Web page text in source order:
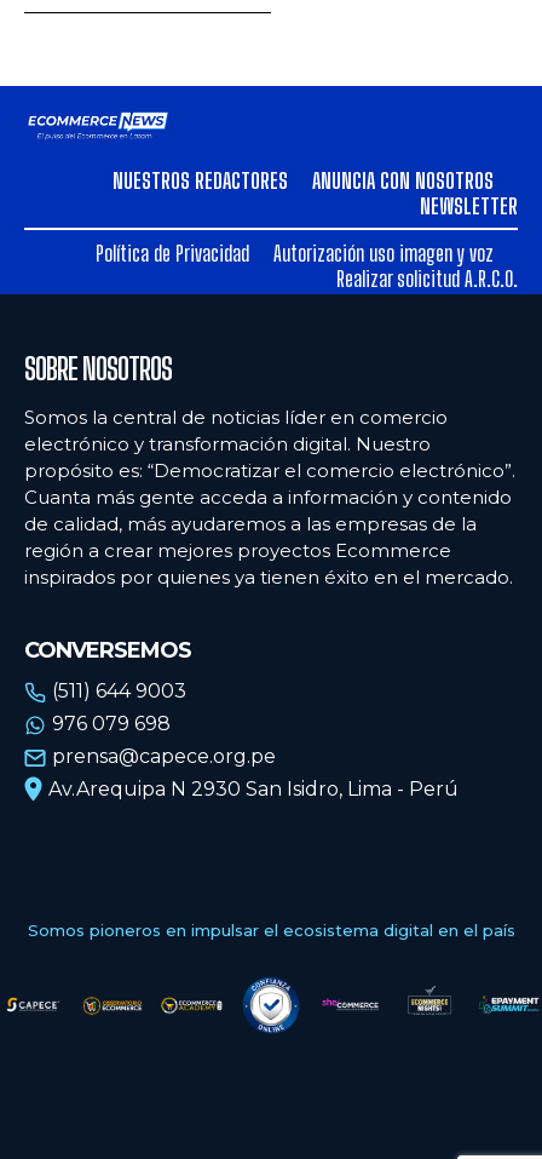
NUESTROS REDACTORES
ANUNCIA CON NOSOTROS
NEWSLETTER
Política de Privacidad
Autorización uso imagen y voz
Realizar solicitud A.R.C.O.
SOBRE NOSOTROS
Somos la central de noticias líder en comercio
electrónico y transformación digital. Nuestro
propósito es: “Democratizar el comercio electrónico”.
Cuanta más gente acceda a información y contenido
de calidad, más ayudaremos a las empresas de la
región a crear mejores proyectos Ecommerce
inspirados por quienes ya tienen éxito en el mercado.
CONVERSEMOS
(511) 644 9003
976 079 698
prensa@capece.org.pe
Av.Arequipa N 2930 San Isidro, Lima - Perú
Somos pioneros en impulsar el ecosistema digital en el país